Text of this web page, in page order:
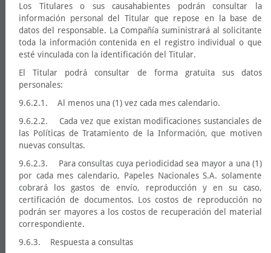
Los Titulares o sus causahabientes podrán consultar la
información personal del Titular que repose en la base de
datos del responsable. La Compañía suministrará al solicitante
toda la información contenida en el registro individual o que
esté vinculada con la identificación del Titular.
El Titular podrá consultar de forma gratuita sus datos
personales:
9.6.2.1. Al menos una (1) vez cada mes calendario.
9.6.2.2. Cada vez que existan modificaciones sustanciales de
las Políticas de Tratamiento de la Información, que motiven
nuevas consultas.
9.6.2.3. Para consultas cuya periodicidad sea mayor a una (1)
por cada mes calendario, Papeles Nacionales S.A. solamente
cobrará los gastos de envío, reproducción y en su caso,
certificación de documentos. Los costos de reproducción no
podrán ser mayores a los costos de recuperación del material
correspondiente.
9.6.3. Respuesta a consultas